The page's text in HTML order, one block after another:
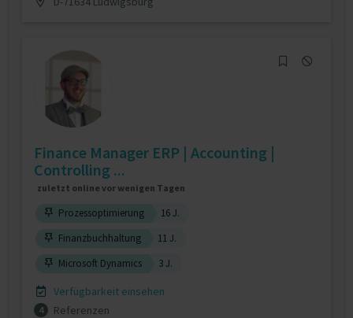
Finance Manager ERP | Accounting |
Controlling ...
zuletzt online vor wenigen Tagen
Prozessoptimierung
16 J.
Finanzbuchhaltung
11 J.
Microsoft Dynamics
3 J.
Verfügbarkeit einsehen
4
Referenzen